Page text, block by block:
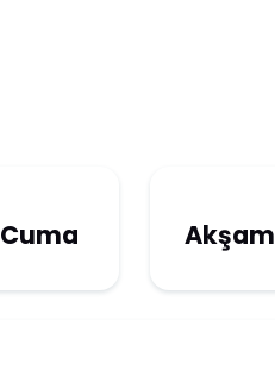
Cuma Akşam